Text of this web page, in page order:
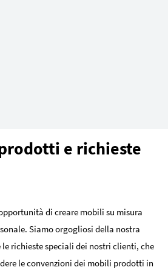
e richieste
di creare mobili su misura
Siamo orgogliosi della nostra
richieste speciali dei nostri clienti, che
le convenzioni dei mobili prodotti in